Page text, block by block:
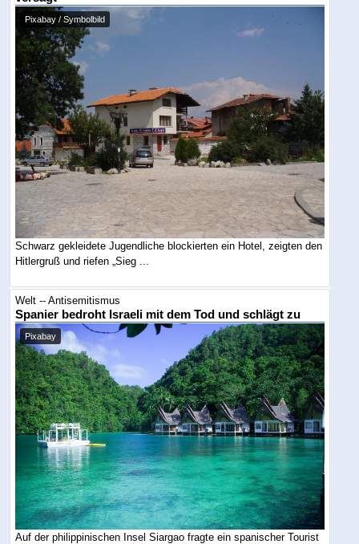
Pixabay / Symbolbild
Schwarz gekleidete Jugendliche blockierten ein Hotel, zeigten den
Hitlergruß und riefen „Sieg ...
Welt -- Antisemitismus
Spanier bedroht Israeli mit dem Tod und schlägt zu
Pixabay
Auf der philippinischen Insel Siargao fragte ein spanischer Tourist